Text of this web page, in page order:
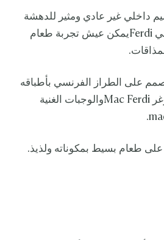
داخلي غير عادي ومثير للدهشة
وبأجواء الحي الدافئة. وفي Ferdiيمكن عيش تجربة طعام
على الطراز الفرنسي بأطباقه
ووصفاته اللذيذة، مثل برغر Mac Ferdiوالوجبات الغنية
طعام بسيط بمكوناته ولذيذ.